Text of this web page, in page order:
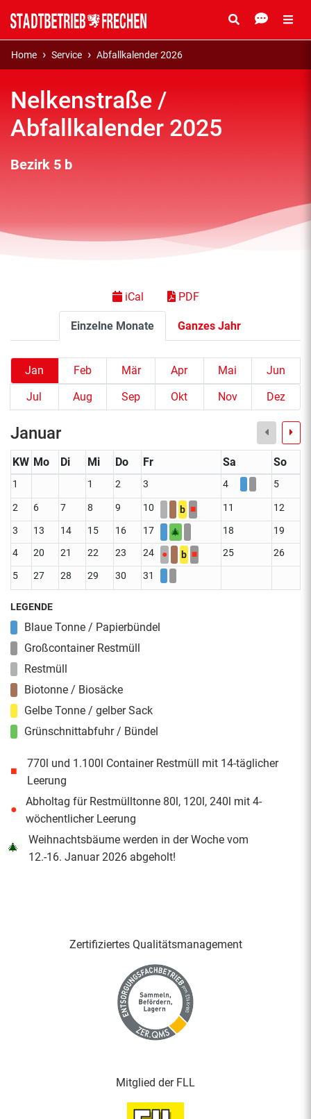
Home Service Abfallkalender 2026
Nelkenstraße /
Abfallkalender 2025
Bezirk 5 b
Einzelne Monate Ganzes Jahr
iCal PDF
Jan Feb Mär Apr Mai
Jun
Jul
Aug Sep Okt Nov Dez
Januar
KW Mo Di Mi Do Fr Sa So
1 1 2 3 4 5
2 6 7 8 9 10 b ■ 11 12
3 13 14 15 16 17 🎄 18
19
4
20 21 22 23 24 ● b ■ 25 26
5 27 28 29 30 31
LEGENDE
Blaue Tonne / Papierbündel
Großcontainer Restmüll
Restmüll
Biotonne / Biosäcke
Gelbe Tonne / gelber Sack
Grünschnittabfuhr / Bündel
■
770l und 1.100l Container Restmüll mit 14-täglicher
Leerung
●
Abholtag für Restmülltonne 80l, 120l, 240l mit 4-
wöchentlicher Leerung
🎄
Weihnachtsbäume werden in der Woche vom
12.-16. Januar 2026 abgeholt!
Zertifiziertes Qualitäts­management
Mitglied der FLL